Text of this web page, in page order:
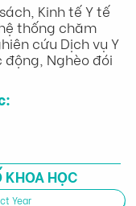
Kinh tế Y tế
thống chăm
cứu Dịch vụ Y
Nghèo đói
KHOA HỌC